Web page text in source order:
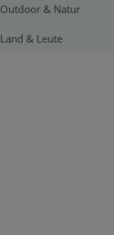
Outdoor & Natur
Land & Leute